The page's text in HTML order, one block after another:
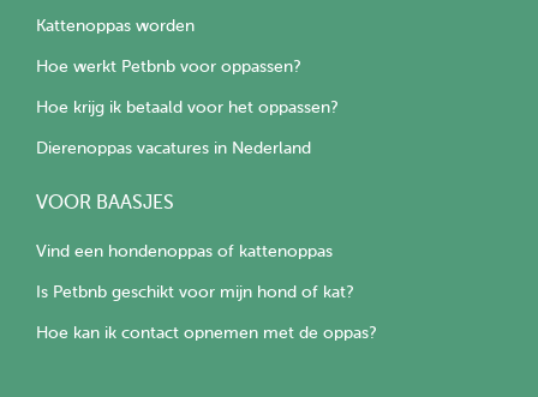
Kattenoppas worden
Hoe werkt Petbnb voor oppassen?
Hoe krijg ik betaald voor het oppassen?
Dierenoppas vacatures in Nederland
VOOR BAASJES
Vind een hondenoppas of kattenoppas
Is Petbnb geschikt voor mijn hond of kat?
Hoe kan ik contact opnemen met de oppas?